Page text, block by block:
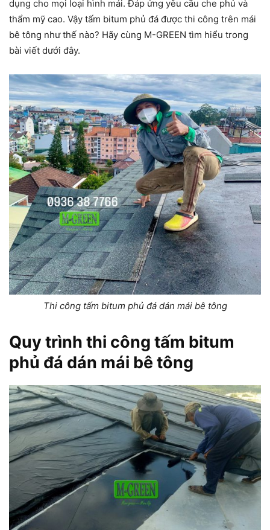
dụng cho mọi loại hình mái. Đáp ứng yêu cầu che phủ và
thẩm mỹ cao. Vậy tấm bitum phủ đá được thi công trên mái
bê tông như thế nào? Hãy cùng M-GREEN tìm hiểu trong
bài viết dưới đây.
Thi công tấm bitum phủ đá dán mái bê tông
Quy trình thi công tấm bitum
phủ đá dán mái bê tông